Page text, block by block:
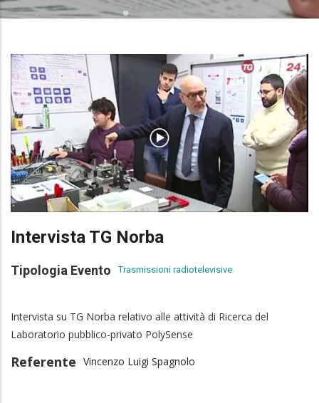
Intervista TG Norba
Tipologia Evento Trasmissioni radiotelevisive
Intervista su TG Norba relativo alle attività di Ricerca del
Laboratorio pubblico-privato PolySense
Referente Vincenzo Luigi Spagnolo